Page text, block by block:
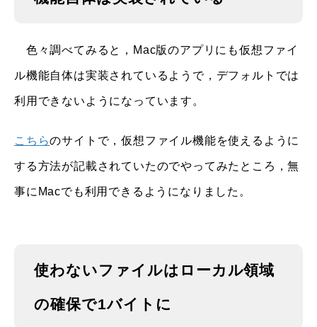
色々調べてみると，Mac版のアプリにも仮想ファイ
ル機能自体は実装されているようで，デフォルトでは
利用できないようになっています。
こちらのサイトで，仮想ファイル機能を使えるように
する方法が記載されていたのでやってみたところ，無
事にMacでも利用できるようになりました。
使わないファイルはローカル領域
の確保で1バイトに